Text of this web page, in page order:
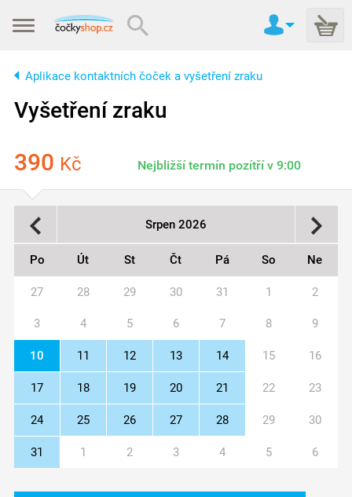
Aplikace kontaktních čoček a vyšetření zraku
Vyšetření zraku
390 Kč Nejbližší termín pozítří v 9:00
Srpen 2026
Po Út St Čt Pá So Ne
27 28 29 30 31 1 2
3 4 5 6 7 8 9
10 11 12 13 14 15 16
17 18 19 20 21 22 23
24 25 26 27 28 29 30
31 1 2 3 4 5 6